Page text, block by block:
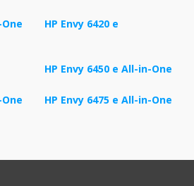
HP Envy 6420 e
HP Envy 6450 e All-in-One
HP Envy 6475 e All-in-One